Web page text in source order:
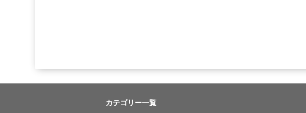
カテゴリー一覧